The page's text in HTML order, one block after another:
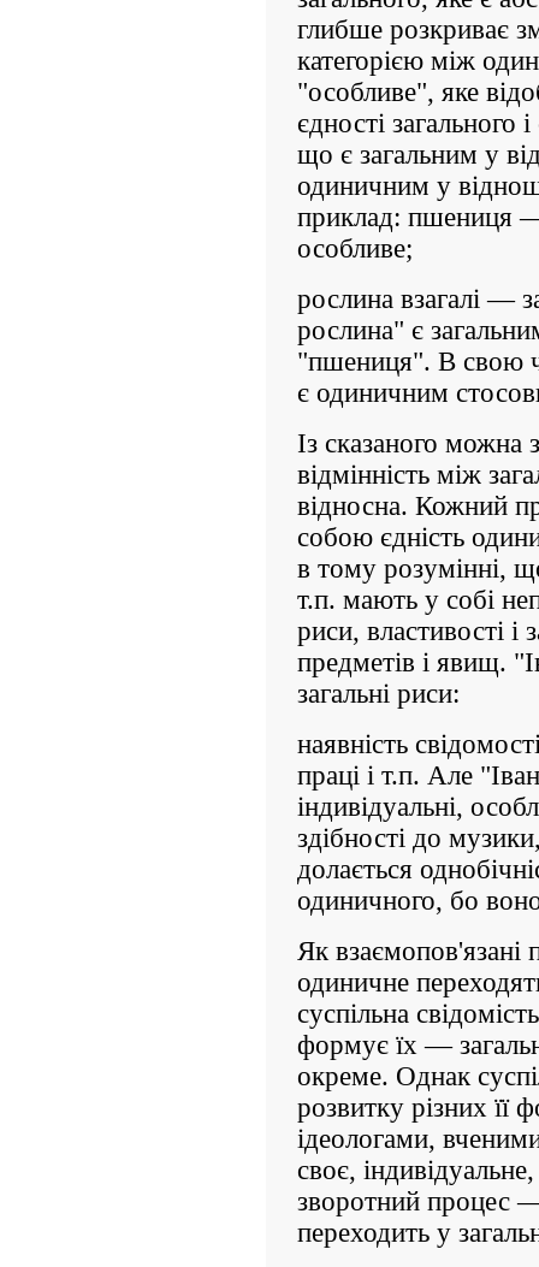
глибше розкриває
категорією між
"особливе", яке
єдності
що є загальним у
одиничним у
приклад: пшениця
особливе;
рослина взагалі —
рослина" є
"пшениця". В свою
є одиничним
Із сказаного
відмінність між
відносна. Кожний
собою єдність
в тому розумінні,
т.п. мають у собі
риси, властивості і
предметів і явищ.
загальні риси:
наявність
праці і т.п. Але
індивідуальні,
здібності до
долається
одиничного, бо
Як взаємопов'язані
одиничне
суспільна
формує їх —
окреме. Однак
розвитку різних
ідеологами,
своє,
зворотний процес
переходить у